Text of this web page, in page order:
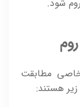
شود.
خاصی مطابقت
هستند: